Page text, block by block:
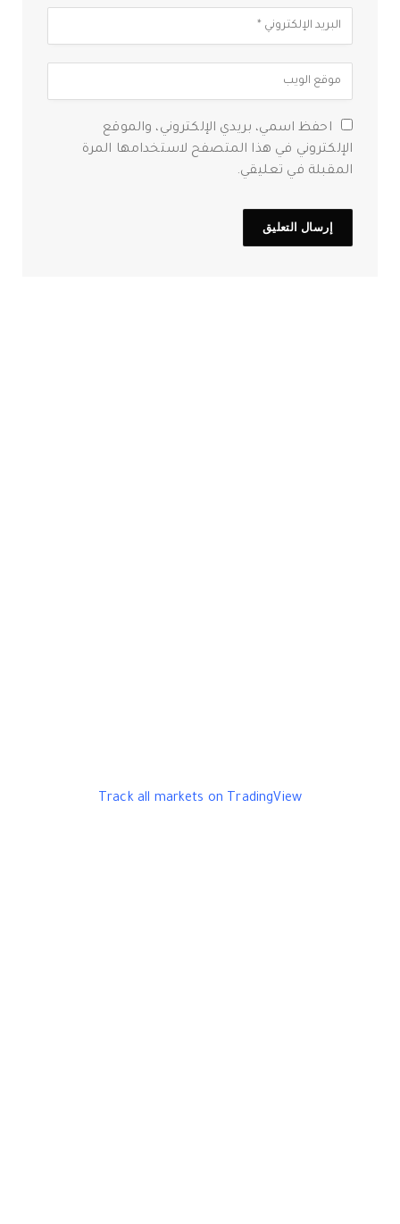
احفظ اسمي، بريدي الإلكتروني، والموقع
الإلكتروني في هذا المتصفح لاستخدامها المرة
المقبلة في تعليقي.
Track all markets on TradingView